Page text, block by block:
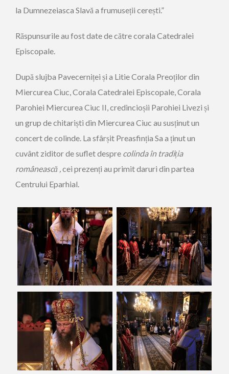
la Dumnezeiasca Slavă a frumuseții cerești.”
Răspunsurile au fost date de către corala Catedralei
Episcopale.
După slujba Pavecerniței și a Litie Corala Preoților din
Miercurea Ciuc, Corala Catedralei Episcopale, Corala
Parohiei Miercurea Ciuc II, credincioșii Parohiei Livezi și
un grup de chitariști din Miercurea Ciuc au susținut un
concert de colinde. La sfârșit Preasfinția Sa a ținut un
cuvânt ziditor de suflet despre colinda în tradiția
românească ,cei prezenți au primit daruri din partea
Centrului Eparhial.